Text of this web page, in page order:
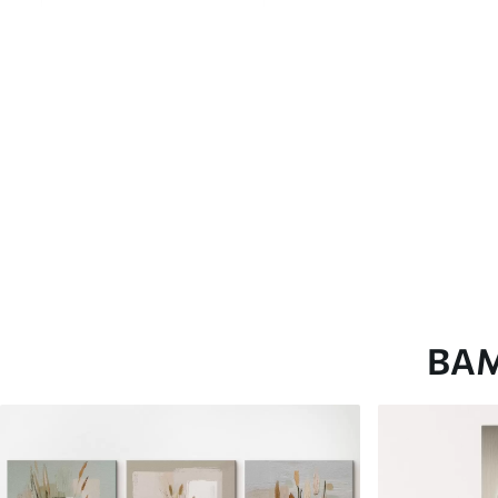
✓
✓Безпечне чорнило без запаху
Яскраві, насичені
✓ Стійкість до
✓ Безпечне чорнило